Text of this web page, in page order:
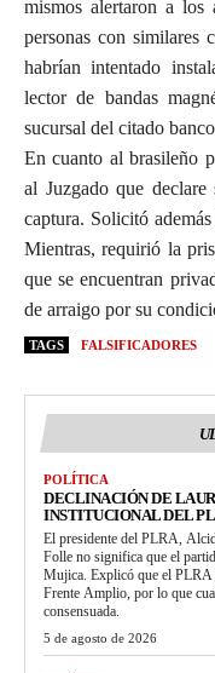
mismos alertaron a los
personas con similares
habrían intentado
lector de bandas
sucursal del citado
En cuanto al brasileño
al Juzgado que
captura. Solicitó
Mientras, requirió la
que se encuentran
de arraigo por su
TAGS FALSIFICADORES
POLÍTICA
DECLINACIÓN DE
INSTITUCIONAL DEL
El presidente del PLRA,
Folle no significa que el
Mujica. Explicó que el PLRA
Frente Amplio, por lo que
consensuada.
5 de agosto de 2026